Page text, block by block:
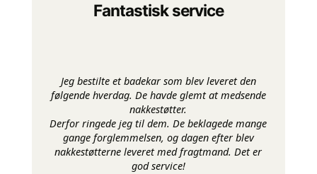
Fantastisk service
Jeg bestilte et badekar som blev leveret den
følgende hverdag. De havde glemt at medsende
nakkestøtter.
Derfor ringede jeg til dem. De beklagede mange
gange forglemmelsen, og dagen efter blev
nakkestøtterne leveret med fragtmand. Det er
god service!